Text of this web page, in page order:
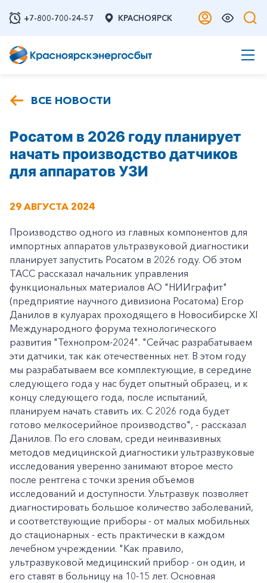
+7-800-700-24-57 КРАСНОЯРСК
ВСЕ НОВОСТИ
Росатом в 2026 году планирует
начать производство датчиков
для аппаратов УЗИ
29 АВГУСТА 2024
Производство одного из главных компонентов для
импортных аппаратов ультразвуковой диагностики
планирует запустить Росатом в 2026 году. Об этом
ТАСС рассказал начальник управления
функциональных материалов АО "НИИграфит"
(предприятие научного дивизиона Росатома) Егор
Данилов в кулуарах проходящего в Новосибирске XI
Международного форума технологического
развития "Технопром-2024". "Сейчас разрабатываем
эти датчики, так как отечественных нет. В этом году
мы разрабатываем все комплектующие, в середине
следующего года у нас будет опытный образец, и к
концу следующего года, после испытаний,
планируем начать ставить их. С 2026 года будет
готово мелкосерийное производство", - рассказал
Данилов. По его словам, среди неинвазивных
методов медицинской диагностики ультразвуковые
исследования уверенно занимают второе место
после рентгена с точки зрения объемов
исследований и доступности. Ультразвук позволяет
диагностировать большое количество заболеваний,
и соответствующие приборы - от малых мобильных
до стационарных - есть практически в каждом
лечебном учреждении. "Как правило,
ультразвуковой медицинский прибор - он один, и
его ставят в больницу на 10-15 лет. Основная